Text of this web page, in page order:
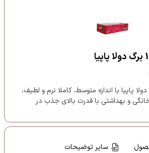
کاغذی ۱۰۰ برگ دولا پاپیا با اندازه متوسط، کاملا نرم و لطیف،
و بهداشتی با قدرت بالای جذب در
سایر توضیحات